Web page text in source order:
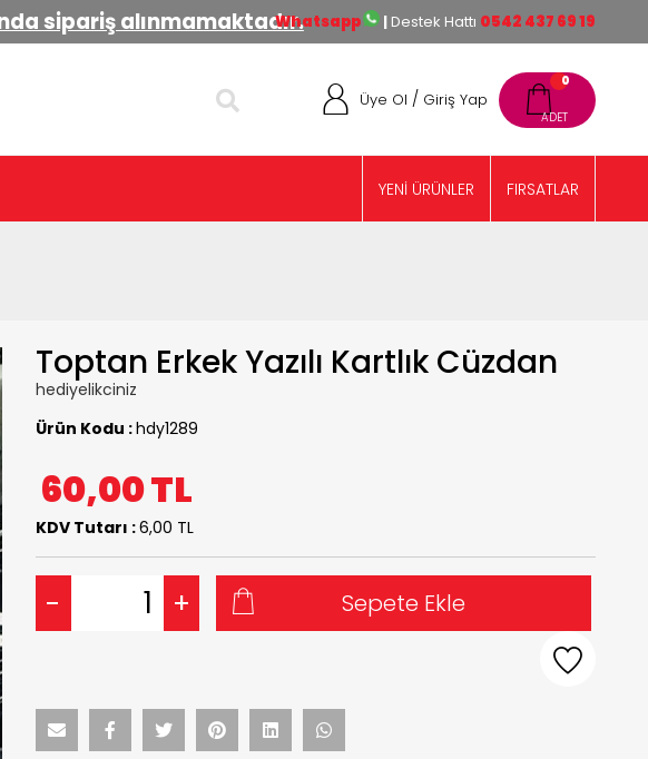
sipariş alınmamaktadır.Whatsapp |Destek Hattı 0542 437 69 19
0
Üye Ol / Giriş Yap
FIRSATLAR
YENİ ÜRÜNLER
Toptan Erkek Yazılı Kartlık Cüzdan
hediyelikciniz
Ürün Kodu :hdy1289
60,00TL
KDV Tutarı :6,00 TL
- + Sepete Ekle